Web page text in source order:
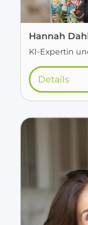
Hannah
KI-Expertin
Details